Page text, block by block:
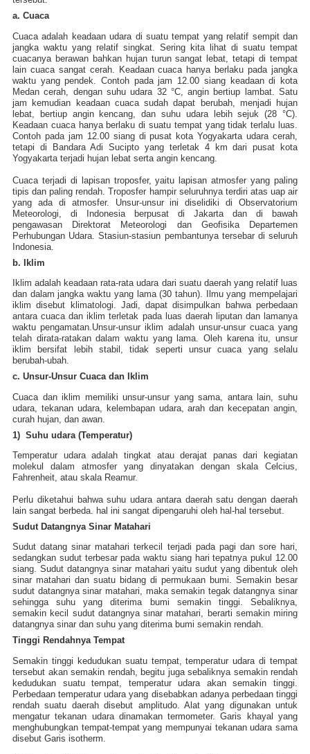
a. Cuaca
Cuaca adalah keadaan udara di suatu tempat yang relatif sempit dan
jangka waktu yang relatif singkat. Sering kita lihat di suatu tempat
cuacanya berawan bahkan hujan turun sangat lebat, tetapi di tempat
lain cuaca sangat cerah. Keadaan cuaca hanya berlaku pada jangka
waktu yang pendek. Contoh pada jam 12.00 siang keadaan di kota
Medan cerah, dengan suhu udara 32 °C, angin bertiup lambat. Satu
jam kemudian keadaan cuaca sudah dapat berubah, menjadi hujan
lebat, bertiup angin kencang, dan suhu udara lebih sejuk (28 °C).
Keadaan cuaca hanya berlaku di suatu tempat yang tidak terlalu luas.
Contoh pada jam 12.00 siang di pusat kota Yogyakarta udara cerah,
tetapi di Bandara Adi Sucipto yang terletak 4 km dari pusat kota
Yogyakarta terjadi hujan lebat serta angin kencang.
Cuaca terjadi di lapisan troposfer, yaitu lapisan atmosfer yang paling
tipis dan paling rendah. Troposfer hampir seluruhnya terdiri atas uap air
yang ada di atmosfer. Unsur-unsur ini diselidiki di Observatorium
Meteorologi, di Indonesia berpusat di Jakarta dan di bawah
pengawasan Direktorat Meteorologi dan Geofisika Departemen
Perhubungan Udara. Stasiun-stasiun pembantunya tersebar di seluruh
Indonesia.
b. Iklim
Iklim adalah keadaan rata-rata udara dari suatu daerah yang relatif luas
dan dalam jangka waktu yang lama (30 tahun). Ilmu yang mempelajari
iklim disebut klimatologi. Jadi, dapat disimpulkan bahwa perbedaan
antara cuaca dan iklim terletak pada luas daerah liputan dan lamanya
waktu pengamatan.Unsur-unsur iklim adalah unsur-unsur cuaca yang
telah dirata-ratakan dalam waktu yang lama. Oleh karena itu, unsur
iklim bersifat lebih stabil, tidak seperti unsur cuaca yang selalu
berubah-ubah.
c. Unsur-Unsur Cuaca dan Iklim
Cuaca dan iklim memiliki unsur-unsur yang sama, antara lain, suhu
udara, tekanan udara, kelembapan udara, arah dan kecepatan angin,
curah hujan, dan awan.
1) Suhu udara (Temperatur)
Temperatur udara adalah tingkat atau derajat panas dari kegiatan
molekul dalam atmosfer yang dinyatakan dengan skala Celcius,
Fahrenheit, atau skala Reamur.
Perlu diketahui bahwa suhu udara antara daerah satu dengan daerah
lain sangat berbeda. hal ini sangat dipengaruhi oleh hal-hal tersebut.
Sudut Datangnya Sinar Matahari
Sudut datang sinar matahari terkecil terjadi pada pagi dan sore hari,
sedangkan sudut terbesar pada waktu siang hari tepatnya pukul 12.00
siang. Sudut datangnya sinar matahari yaitu sudut yang dibentuk oleh
sinar matahari dan suatu bidang di permukaan bumi. Semakin besar
sudut datangnya sinar matahari, maka semakin tegak datangnya sinar
sehingga suhu yang diterima bumi semakin tinggi. Sebaliknya,
semakin kecil sudut datangnya sinar matahari, berarti semakin miring
datangnya sinar dan suhu yang diterima bumi semakin rendah.
Tinggi Rendahnya Tempat
Semakin tinggi kedudukan suatu tempat, temperatur udara di tempat
tersebut akan semakin rendah, begitu juga sebaliknya semakin rendah
kedudukan suatu tempat, temperatur udara akan semakin tinggi.
Perbedaan temperatur udara yang disebabkan adanya perbedaan tinggi
rendah suatu daerah disebut amplitudo. Alat yang digunakan untuk
mengatur tekanan udara dinamakan termometer. Garis khayal yang
menghubungkan tempat-tempat yang mempunyai tekanan udara sama
disebut Garis isotherm.